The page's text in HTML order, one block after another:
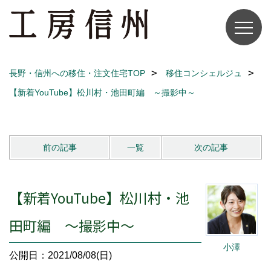
長野・信州への移住・注文住宅TOP
移住コンシェルジュ
【新着YouTube】松川村・池田町編 ～撮影中～
前の記事 一覧 次の記事
小澤
【新着YouTube】松川村・池
田町編 ～撮影中～
公開日：2021/08/08(日)